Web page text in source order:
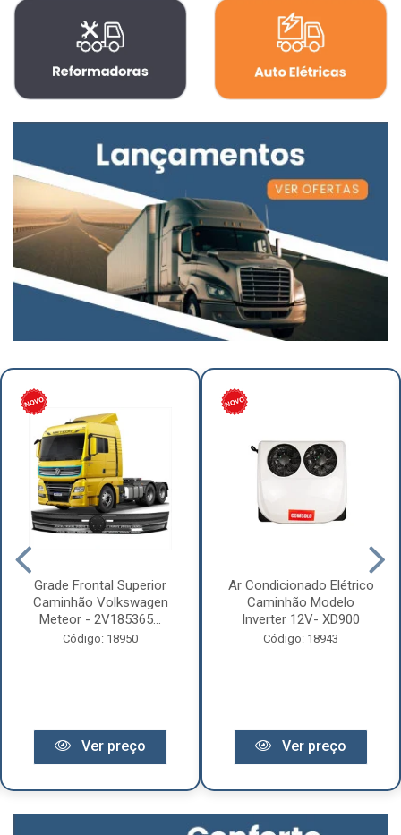
Grade Frontal Superior
Caminhão Volkswagen
Meteor - 2V185365...
Código: 18950
Ver preço
Ar Condicionado Elétrico
Caminhão Modelo
Inverter 12V- XD900
Código: 18943
Ver preço